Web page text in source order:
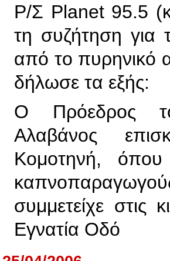
Ρ/Σ Planet 95.5
τη συζήτηση για
από το πυρηνικό
δήλωσε τα εξής:
Ο Πρόεδρος
Αλαβάνος
Κομοτηνή,
συμμετείχε στις
Εγνατία Οδό